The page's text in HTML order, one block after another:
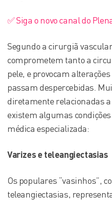
✅ Siga o novo canal do
Segundo a cirurgiã
comprometem tanto a
pele, e provocam
passam despercebidas.
diretamente relacionadas
existem algumas
médica especializada:
Varizes e
Os populares “vasinhos”,
teleangiectasias,